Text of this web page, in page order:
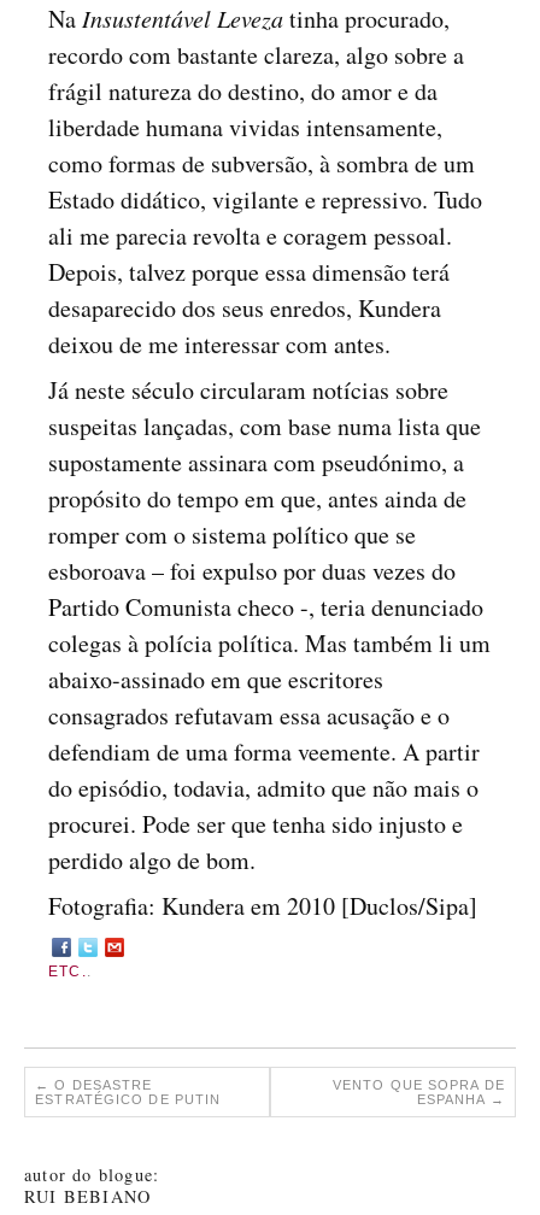
Na Insustentável Levezatinha procurado,
recordo com bastante clareza, algo sobre a
frágil natureza do destino, do amor e da
liberdade humana vividas intensamente,
como formas de subversão, à sombra de um
Estado didático, vigilante e repressivo. Tudo
ali me parecia revolta e coragem pessoal.
Depois, talvez porque essa dimensão terá
desaparecido dos seus enredos, Kundera
deixou de me interessar com antes.
Já neste século circularam notícias sobre
suspeitas lançadas, com base numa lista que
supostamente assinara com pseudónimo, a
propósito do tempo em que, antes ainda de
romper com o sistema político que se
esboroava – foi expulso por duas vezes do
Partido Comunista checo -, teria denunciado
colegas à polícia política. Mas também li um
abaixo-assinado em que escritores
consagrados refutavam essa acusação e o
defendiam de uma forma veemente. A partir
do episódio, todavia, admito que não mais o
procurei. Pode ser que tenha sido injusto e
perdido algo de bom.
Fotografia: Kundera em 2010 [Duclos/Sipa]
ETC.
← O DESASTRE
ESTRATÉGICO DE PUTIN
VENTO QUE SOPRA DE
ESPANHA →
autor do blogue:
RUI BEBIANO